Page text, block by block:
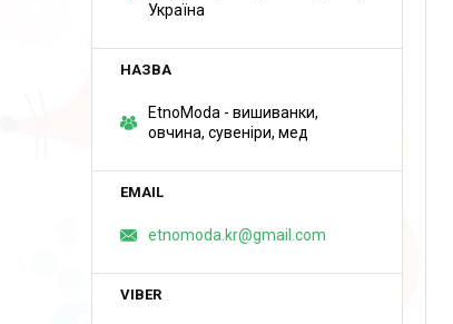
Україна
EtnoModa - вишиванки,
овчина, сувеніри, мед
etnomoda.kr@gmail.com